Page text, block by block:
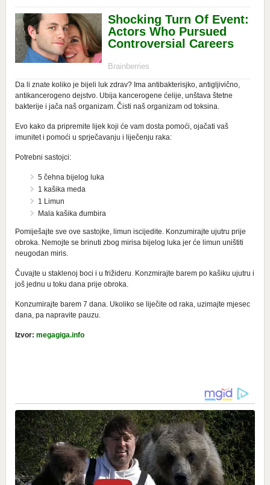
Da li znate koliko je bijeli luk zdrav? Ima antibakterisjko, antigljivično,
antikancerogeno dejstvo. Ubija kancerogene ćelije, unštava štetne
bakterije i jača naš organizam. Čisti naš organizam od toksina.
Evo kako da pripremite lijek koji će vam dosta pomoći, ojačati vaš
imunitet i pomoći u sprječavanju i liječenju raka:
Potrebni sastojci:
5 čehna bijelog luka
1 kašika meda
1 Limun
Mala kašika đumbira
Pomiješajte sve ove sastojke, limun iscijedite. Konzumirajte ujutru prije
obroka. Nemojte se brinuti zbog mirisa bijelog luka jer će limun uništiti
neugodan miris.
Čuvajte u staklenoj boci i u frižideru. Konzmirajte barem po kašiku ujutru i
još jednu u toku dana prije obroka.
Konzumirajte barem 7 dana. Ukoliko se liječite od raka, uzimajte mjesec
dana, pa napravite pauzu.
Izvor: megagiga.info